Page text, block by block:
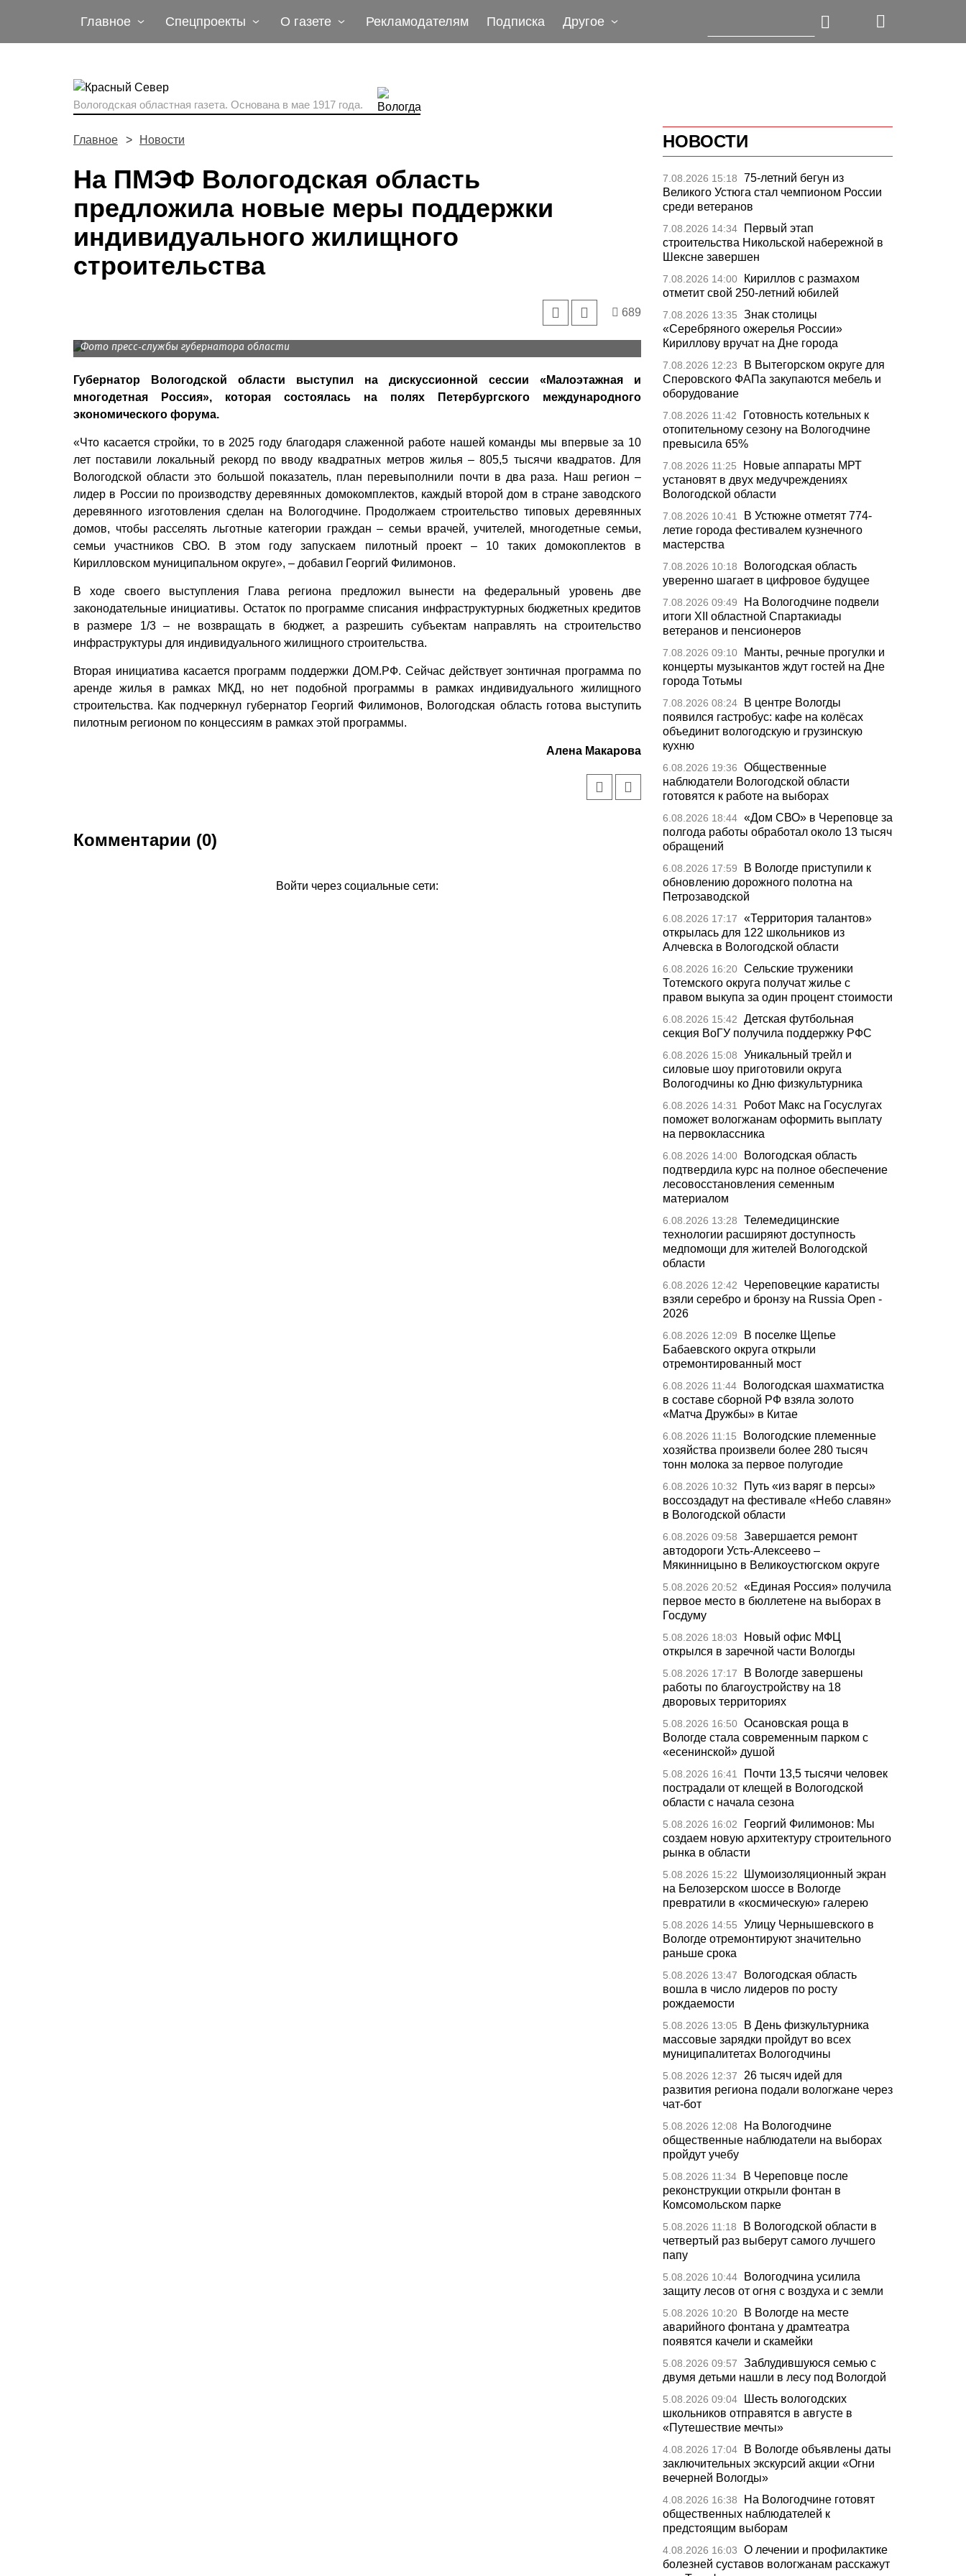
Главное Спецпроекты О газете Рекламодателям Подписка Другое
Вологодская областная газета. Основана в мае 1917 года.
Главное Новости
На ПМЭФ Вологодская область
предложила новые меры поддержки
индивидуального жилищного
строительства
689
Фото пресс-службы губернатора области
Губернатор Вологодской области выступил на дискуссионной сессии «Малоэтажная и
многодетная Россия», которая состоялась на полях Петербургского международного
экономического форума.
«Что касается стройки, то в 2025 году благодаря слаженной работе нашей команды мы впервые за 10
лет поставили локальный рекорд по вводу квадратных метров жилья – 805,5 тысячи квадратов. Для
Вологодской области это большой показатель, план перевыполнили почти в два раза. Наш регион –
лидер в России по производству деревянных домокомплектов, каждый второй дом в стране заводского
деревянного изготовления сделан на Вологодчине. Продолжаем строительство типовых деревянных
домов, чтобы расселять льготные категории граждан – семьи врачей, учителей, многодетные семьи,
семьи участников СВО. В этом году запускаем пилотный проект – 10 таких домокоплектов в
Кирилловском муниципальном округе», – добавил Георгий Филимонов.
В ходе своего выступления Глава региона предложил вынести на федеральный уровень две
законодательные инициативы. Остаток по программе списания инфраструктурных бюджетных кредитов
в размере 1/3 – не возвращать в бюджет, а разрешить субъектам направлять на строительство
инфраструктуры для индивидуального жилищного строительства.
Вторая инициатива касается программ поддержки ДОМ.РФ. Сейчас действует зонтичная программа по
аренде жилья в рамках МКД, но нет подобной программы в рамках индивидуального жилищного
строительства. Как подчеркнул губернатор Георгий Филимонов, Вологодская область готова выступить
пилотным регионом по концессиям в рамках этой программы.
Алена Макарова
Комментарии (0)
Войти через социальные сети:
НОВОСТИ
7.08.2026 15:18
75-летний бегун из
Великого Устюга стал чемпионом России
среди ветеранов
7.08.2026 14:34
Первый этап
строительства Никольской набережной в
Шексне завершен
7.08.2026 14:00
Кириллов с размахом
отметит свой 250-летний юбилей
7.08.2026 13:35
Знак столицы
«Серебряного ожерелья России»
Кириллову вручат на Дне города
7.08.2026 12:23
В Вытегорском округе для
Сперовского ФАПа закупаются мебель и
оборудование
7.08.2026 11:42
Готовность котельных к
отопительному сезону на Вологодчине
превысила 65%
7.08.2026 11:25
Новые аппараты МРТ
установят в двух медучреждениях
Вологодской области
7.08.2026 10:41
В Устюжне отметят 774-
летие города фестивалем кузнечного
мастерства
7.08.2026 10:18
Вологодская область
уверенно шагает в цифровое будущее
7.08.2026 09:49
На Вологодчине подвели
итоги XII областной Спартакиады
ветеранов и пенсионеров
7.08.2026 09:10
Манты, речные прогулки и
концерты музыкантов ждут гостей на Дне
города Тотьмы
7.08.2026 08:24
В центре Вологды
появился гастробус: кафе на колёсах
объединит вологодскую и грузинскую
кухню
6.08.2026 19:36
Общественные
наблюдатели Вологодской области
готовятся к работе на выборах
6.08.2026 18:44 «Дом СВО» в Череповце за
полгода работы обработал около 13 тысяч
обращений
6.08.2026 17:59
В Вологде приступили к
обновлению дорожного полотна на
Петрозаводской
6.08.2026 17:17
«Территория талантов»
открылась для 122 школьников из
Алчевска в Вологодской области
6.08.2026 16:20 Сельские труженики
Тотемского округа получат жилье с
правом выкупа за один процент стоимости
6.08.2026 15:42
Детская футбольная
секция ВоГУ получила поддержку РФС
6.08.2026 15:08
Уникальный трейл и
силовые шоу приготовили округа
Вологодчины ко Дню физкультурника
6.08.2026 14:31
Робот Макс на Госуслугах
поможет вологжанам оформить выплату
на первоклассника
6.08.2026 14:00
Вологодская область
подтвердила курс на полное обеспечение
лесовосстановления семенным
материалом
6.08.2026 13:28
Телемедицинские
технологии расширяют доступность
медпомощи для жителей Вологодской
области
6.08.2026 12:42
Череповецкие каратисты
взяли серебро и бронзу на Russia Open -
2026
6.08.2026 12:09
В поселке Щепье
Бабаевского округа открыли
отремонтированный мост
6.08.2026 11:44
Вологодская шахматистка
в составе сборной РФ взяла золото
«Матча Дружбы» в Китае
6.08.2026 11:15
Вологодские племенные
хозяйства произвели более 280 тысяч
тонн молока за первое полугодие
6.08.2026 10:32
Путь «из варяг в персы»
воссоздадут на фестивале «Небо славян»
в Вологодской области
6.08.2026 09:58
Завершается ремонт
автодороги Усть-Алексеево –
Мякинницыно в Великоустюгском округе
5.08.2026 20:52
«Единая Россия» получила
первое место в бюллетене на выборах в
Госдуму
5.08.2026 18:03
Новый офис МФЦ
открылся в заречной части Вологды
5.08.2026 17:17
В Вологде завершены
работы по благоустройству на 18
дворовых территориях
5.08.2026 16:50 Осановская роща в
Вологде стала современным парком с
«есенинской» душой
5.08.2026 16:41
Почти 13,5 тысячи человек
пострадали от клещей в Вологодской
области с начала сезона
5.08.2026 16:02
Георгий Филимонов: Мы
создаем новую архитектуру строительного
рынка в области
5.08.2026 15:22
Шумоизоляционный экран
на Белозерском шоссе в Вологде
превратили в «космическую» галерею
5.08.2026 14:55
Улицу Чернышевского в
Вологде отремонтируют значительно
раньше срока
5.08.2026 13:47
Вологодская область
вошла в число лидеров по росту
рождаемости
5.08.2026 13:05
В День физкультурника
массовые зарядки пройдут во всех
муниципалитетах Вологодчины
5.08.2026 12:37
26 тысяч идей для
развития региона подали вологжане через
чат-бот
5.08.2026 12:08
На Вологодчине
общественные наблюдатели на выборах
пройдут учебу
5.08.2026 11:34
В Череповце после
реконструкции открыли фонтан в
Комсомольском парке
5.08.2026 11:18
В Вологодской области в
четвертый раз выберут самого лучшего
папу
5.08.2026 10:44
Вологодчина усилила
защиту лесов от огня с воздуха и с земли
5.08.2026 10:20
В Вологде на месте
аварийного фонтана у драмтеатра
появятся качели и скамейки
5.08.2026 09:57
Заблудившуюся семью с
двумя детьми нашли в лесу под Вологдой
5.08.2026 09:04
Шесть вологодских
школьников отправятся в августе в
«Путешествие мечты»
4.08.2026 17:04
В Вологде объявлены даты
заключительных экскурсий акции «Огни
вечерней Вологды»
4.08.2026 16:38
На Вологодчине готовят
общественных наблюдателей к
предстоящим выборам
4.08.2026 16:03
О лечении и профилактике
болезней суставов вологжанам расскажут